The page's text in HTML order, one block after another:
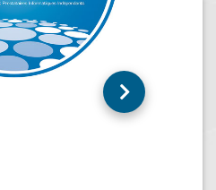
est le spécialiste de l'infogérance
TPE et PME. Grâce à un système